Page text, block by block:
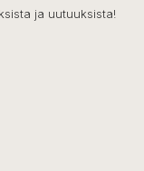
ja uutuuksista!